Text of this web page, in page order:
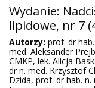
Wydanie:
lipidowe, nr 7
Autorzy: prof. dr
med. Aleksander
CMKP, lek. Alicja
dr n. med. Krzysztof
Dzida, prof. dr hab. n.